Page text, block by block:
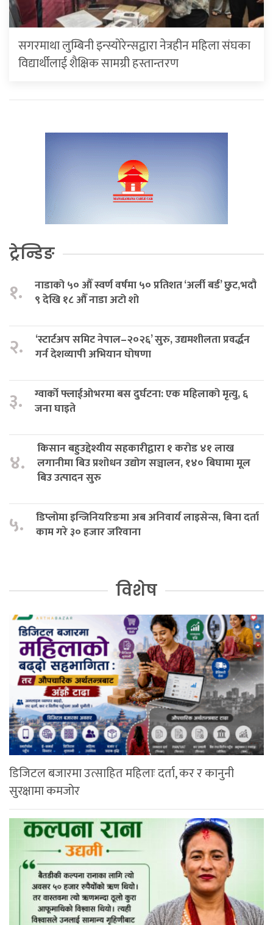
सगरमाथा लुम्बिनी इन्स्योरेन्सद्वारा नेत्रहीन महिला संघका
विद्यार्थीलाई शैक्षिक सामग्री हस्तान्तरण
ट्रेन्डिङ
१.
नाडाको ५० औँ स्वर्ण वर्षमा ५० प्रतिशत ‘अर्ली बर्ड’ छुट,भदौ
९ देखि १८ औँ नाडा अटो शो
२.
‘स्टार्टअप समिट नेपाल–२०२६’ सुरु, उद्यमशीलता प्रवर्द्धन
गर्न देशव्यापी अभियान घोषणा
३.
ग्वार्को फ्लाईओभरमा बस दुर्घटना: एक महिलाको मृत्यु, ६
जना घाइते
४.
किसान बहुउद्देश्यीय सहकारीद्वारा १ करोड ४१ लाख
लगानीमा बिउ प्रशोधन उद्योग सञ्चालन, १४० बिघामा मूल
बिउ उत्पादन सुरु
५.
डिप्लोमा इन्जिनियरिङमा अब अनिवार्य लाइसेन्स, बिना दर्ता
काम गरे ३० हजार जरिवाना
विशेष
डिजिटल बजारमा उत्साहित महिलाः दर्ता, कर र कानुनी
सुरक्षामा कमजोर